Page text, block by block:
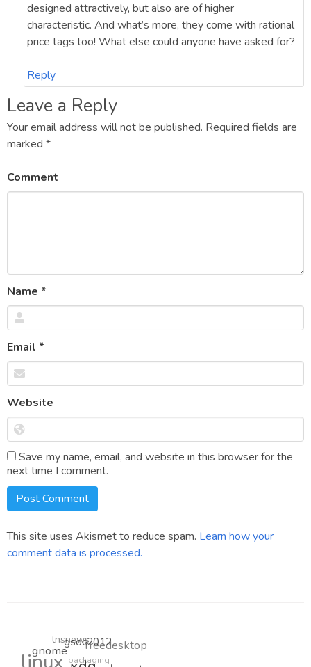
designed attractively, but also are of higher
characteristic. And what’s more, they come with rational
price tags too! What else could anyone have asked for?
Reply
Leave a Reply
Your email address will not be published. Required fields are
marked *
Comment
Name *
Email *
Website
Save my name, email, and website in this browser for the
next time I comment.
This site uses Akismet to reduce spam. Learn how your
comment data is processed.
gsoc2012
gnome freedesktop
tnsnews
linux packaging
canonical